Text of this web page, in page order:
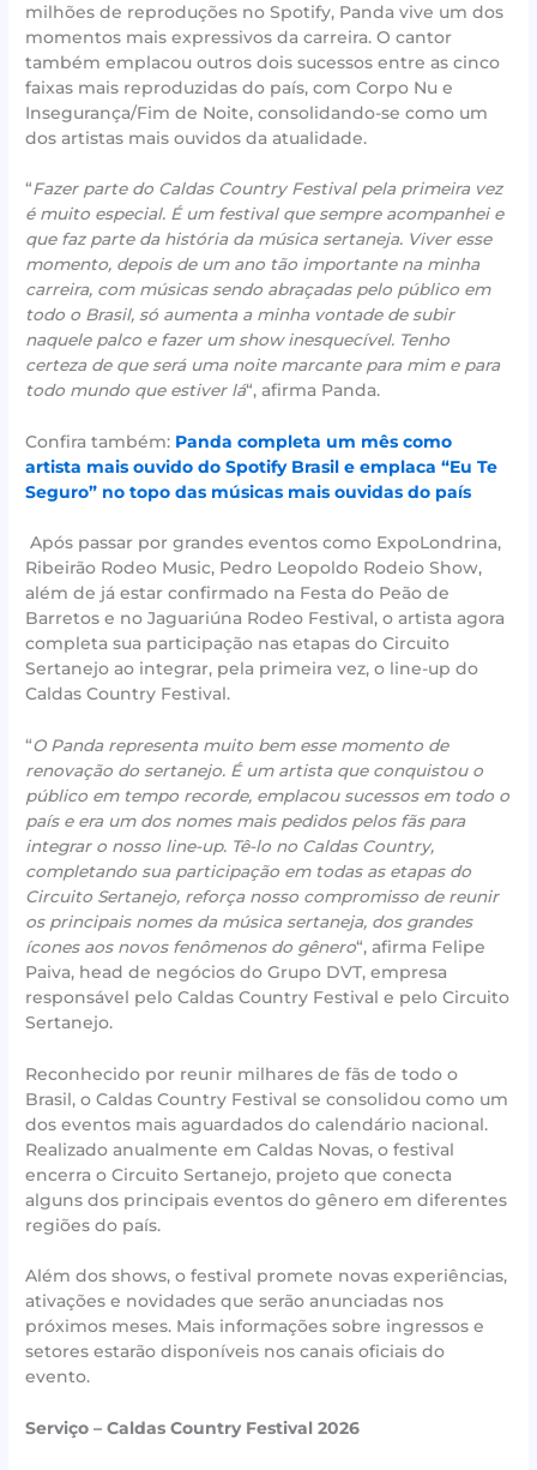
milhões de reproduções no Spotify, Panda vive um dos
momentos mais expressivos da carreira. O cantor
também emplacou outros dois sucessos entre as cinco
faixas mais reproduzidas do país, com Corpo Nu e
Insegurança/Fim de Noite, consolidando-se como um
dos artistas mais ouvidos da atualidade.
“Fazer parte do Caldas Country Festival pela primeira vez
é muito especial. É um festival que sempre acompanhei e
que faz parte da história da música sertaneja. Viver esse
momento, depois de um ano tão importante na minha
carreira, com músicas sendo abraçadas pelo público em
todo o Brasil, só aumenta a minha vontade de subir
naquele palco e fazer um show inesquecível. Tenho
certeza de que será uma noite marcante para mim e para
todo mundo que estiver lá“, afirma Panda.
Confira também: Panda completa um mês como
artista mais ouvido do Spotify Brasil e emplaca “Eu Te
Seguro” no topo das músicas mais ouvidas do país
Após passar por grandes eventos como ExpoLondrina,
Ribeirão Rodeo Music, Pedro Leopoldo Rodeio Show,
além de já estar confirmado na Festa do Peão de
Barretos e no Jaguariúna Rodeo Festival, o artista agora
completa sua participação nas etapas do Circuito
Sertanejo ao integrar, pela primeira vez, o line-up do
Caldas Country Festival.
“O Panda representa muito bem esse momento de
renovação do sertanejo. É um artista que conquistou o
público em tempo recorde, emplacou sucessos em todo o
país e era um dos nomes mais pedidos pelos fãs para
integrar o nosso line-up. Tê-lo no Caldas Country,
completando sua participação em todas as etapas do
Circuito Sertanejo, reforça nosso compromisso de reunir
os principais nomes da música sertaneja, dos grandes
ícones aos novos fenômenos do gênero“, afirma Felipe
Paiva, head de negócios do Grupo DVT, empresa
responsável pelo Caldas Country Festival e pelo Circuito
Sertanejo.
Reconhecido por reunir milhares de fãs de todo o
Brasil, o Caldas Country Festival se consolidou como um
dos eventos mais aguardados do calendário nacional.
Realizado anualmente em Caldas Novas, o festival
encerra o Circuito Sertanejo, projeto que conecta
alguns dos principais eventos do gênero em diferentes
regiões do país.
Além dos shows, o festival promete novas experiências,
ativações e novidades que serão anunciadas nos
próximos meses. Mais informações sobre ingressos e
setores estarão disponíveis nos canais oficiais do
evento.
Serviço – Caldas Country Festival 2026